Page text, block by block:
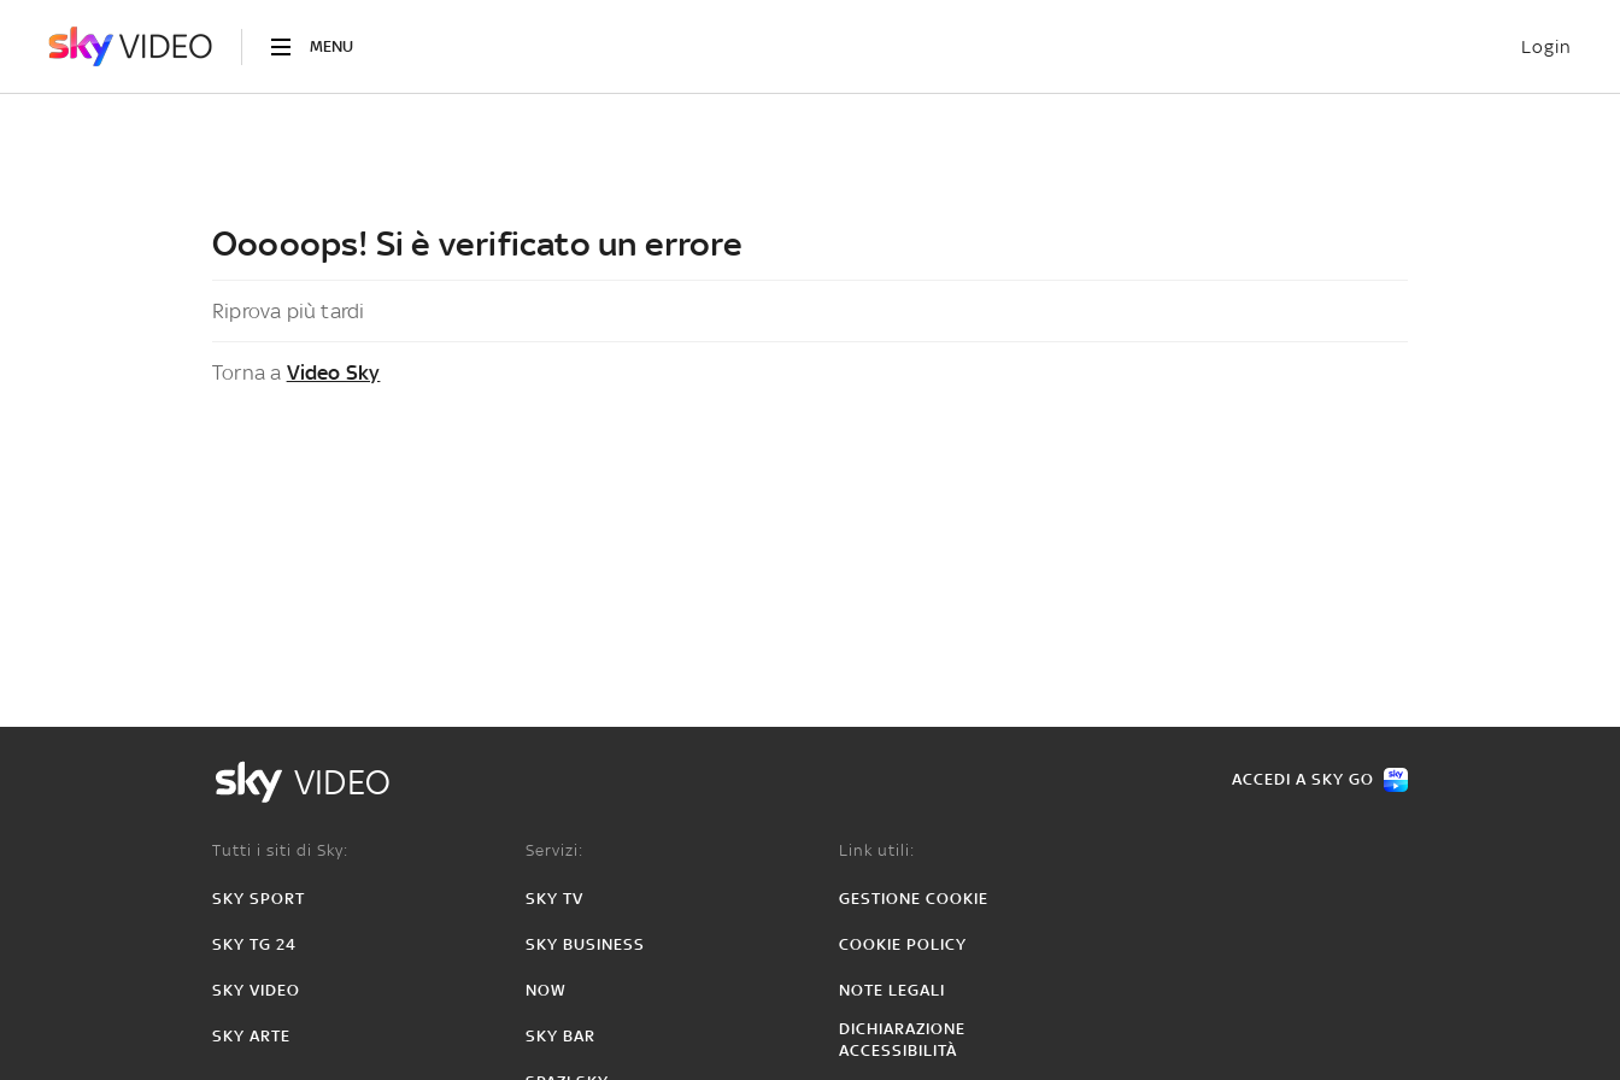
MENU Login
Ooooops! Si è verificato un errore
Riprova più tardi
Torna a Video Sky
VIDEO ACCEDI A SKY GO
Tutti i siti di Sky:
SKY SPORT
SKY TG 24
SKY VIDEO
SKY ARTE
Servizi:
SKY TV
SKY BUSINESS
NOW
SKY BAR
Link utili:
GESTIONE COOKIE
COOKIE POLICY
NOTE LEGALI
DICHIARAZIONE
ACCESSIBILITÀ